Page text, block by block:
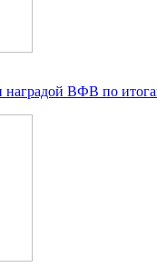
наградой ВФВ по